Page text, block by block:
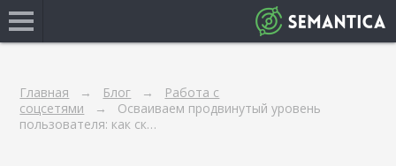
Главная Блог
Работа с
соцсетями
Осваиваем продвинутый уровень
пользователя: как ск…